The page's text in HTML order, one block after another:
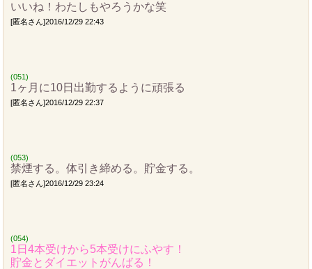
いいね！わたしもやろうかな笑
[匿名さん]2016/12/29 22:43
(051)
1ヶ月に10日出勤するように頑張る
[匿名さん]2016/12/29 22:37
(053)
禁煙する。体引き締める。貯金する。
[匿名さん]2016/12/29 23:24
(054)
1日4本受けから5本受けにふやす！
貯金とダイエットがんばる！